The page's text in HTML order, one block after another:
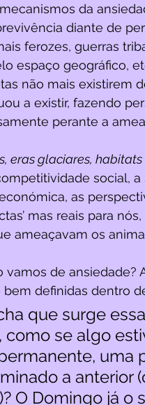
da
diante de
ferozes, guerras
espaço geográfico,
não mais existirem
a existir, fazendo
perante a
eras glaciares,
social,
as
mas reais para
ameaçavam os
vamos de ansiedade?
bem definidas dentro
que surge
como se algo
uma
a anterior
O Domingo já